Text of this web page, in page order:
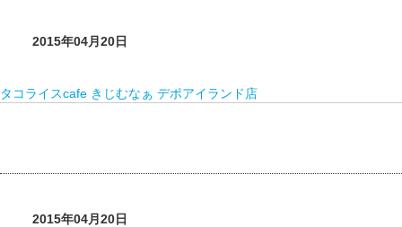
2015年04月20日
タコライスcafe きじむなぁ デポアイランド店
2015年04月20日